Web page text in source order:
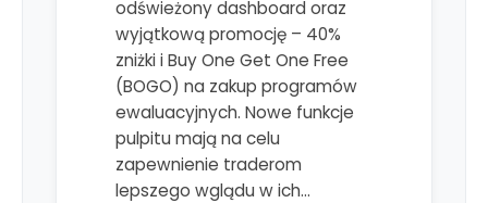
odświeżony dashboard oraz
wyjątkową promocję – 40%
zniżki i Buy One Get One Free
(BOGO) na zakup programów
ewaluacyjnych. Nowe funkcje
pulpitu mają na celu
zapewnienie traderom
lepszego wglądu w ich…